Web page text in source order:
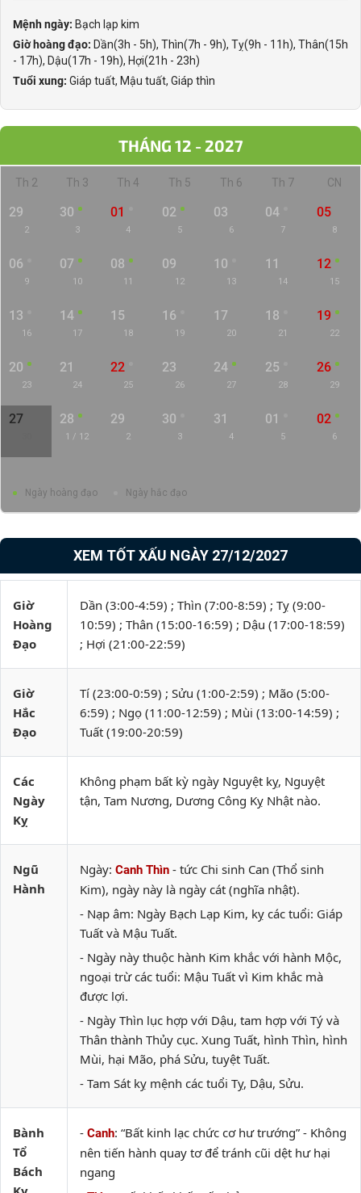
Mệnh ngày: Bạch lạp kim
Giờ hoàng đạo: Dần(3h - 5h), Thìn(7h - 9h), Tỵ(9h - 11h), Thân(15h
- 17h), Dậu(17h - 19h), Hợi(21h - 23h)
Tuổi xung: Giáp tuất, Mậu tuất, Giáp thìn
THÁNG 12 - 2027
Th 2 Th 3 Th 4 Th 5 Th 6 Th 7 CN
29
2
30
3
01
4
02
5
03
6
04
7
05
8
06
9
07
10
08
11
09
12
10
13
11
14
12
15
13
16
14
17
15
18
16
19
17
20
18
21
19
22
20
23
21
24
22
25
23
26
24
27
25
28
26
29
27 28
1 / 12
29
2
30
3
31
4
01
5
02
6
Ngày hoàng đạo Ngày hắc đạo
XEM TỐT XẤU NGÀY 27/12/2027
Giờ
Hoàng
Đạo
Dần (3:00-4:59) ; Thìn (7:00-8:59) ; Tỵ (9:00-
10:59) ; Thân (15:00-16:59) ; Dậu (17:00-18:59)
; Hợi (21:00-22:59)
Giờ
Hắc
Đạo
Tí (23:00-0:59) ; Sửu (1:00-2:59) ; Mão (5:00-
6:59) ; Ngọ (11:00-12:59) ; Mùi (13:00-14:59) ;
Tuất (19:00-20:59)
Các
Ngày
Kỵ
Không phạm bất kỳ ngày Nguyệt kỵ, Nguyệt
tận, Tam Nương, Dương Công Kỵ Nhật nào.
Ngũ
Hành
Ngày: Canh Thìn - tức Chi sinh Can (Thổ sinh
Kim), ngày này là ngày cát (nghĩa nhật).
- Nạp âm: Ngày Bạch Lạp Kim, kỵ các tuổi: Giáp
Tuất và Mậu Tuất.
- Ngày này thuộc hành Kim khắc với hành Mộc,
ngoại trừ các tuổi: Mậu Tuất vì Kim khắc mà
được lợi.
- Ngày Thìn lục hợp với Dậu, tam hợp với Tý và
Thân thành Thủy cục. Xung Tuất, hình Thìn, hình
Mùi, hại Mão, phá Sửu, tuyệt Tuất.
- Tam Sát kỵ mệnh các tuổi Tỵ, Dậu, Sửu.
Bành
Tổ
Bách
- Canh: “Bất kinh lạc chức cơ hư trướng” - Không
nên tiến hành quay tơ để tránh cũi dệt hư hại
ngang